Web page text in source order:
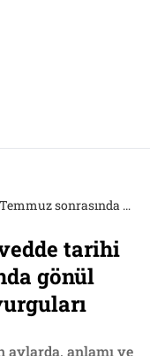
Yeni ittihatçılığın müsvedde tarihi (7) 15 Temmuz sonrasında gönül titreten Misak-ı Millî vurguları
tarihi
gönül
aylarda, anlamı ve